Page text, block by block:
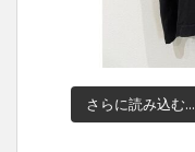
さらに読み込む...